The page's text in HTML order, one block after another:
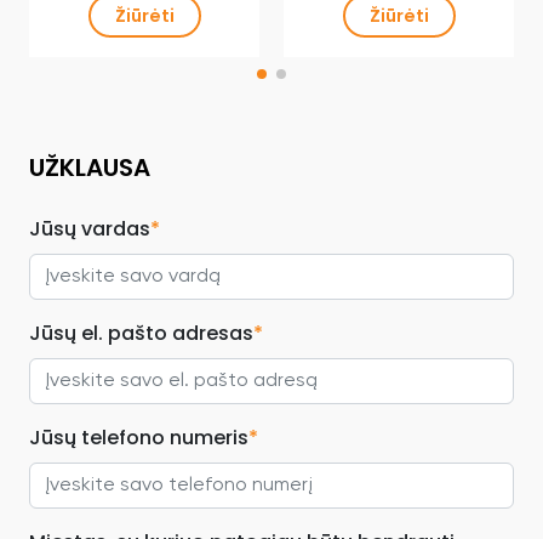
Žiūrėti Žiūrėti
UŽKLAUSA
Jūsų vardas*
Jūsų el. pašto adresas*
Jūsų telefono numeris*